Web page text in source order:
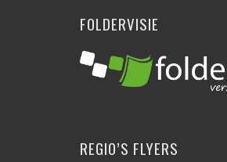
FOLDERVISIE
REGIO’S FLYERS